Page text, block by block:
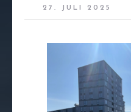
27. JULI 2025